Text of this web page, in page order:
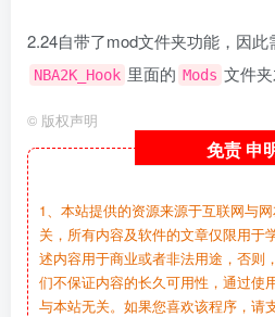
2.24自带了mod文件夹功能，因此
NBA2K_Hook 里面的 Mods 文件夹
© 版权声明
免责 申
1、本站提供的资源来源于互联网与
关，所有内容及软件的文章仅限用于
述内容用于商业或者非法用途，否则
们不保证内容的长久可用性，通过使
与本站无关。如果您喜欢该程序，请